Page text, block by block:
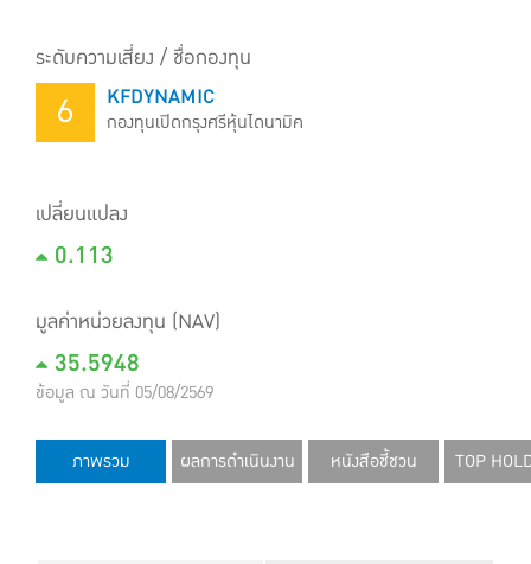
ระดับความเสี่ยง / ชื่อกองทุน
6 KFDYNAMIC
กองทุนเปิดกรุงศรีหุ้นไดนามิค
เปลี่ยนแปลง
0.113
มูลค่าหน่วยลงทุน (NAV)
35.5948
ข้อมูล ณ วันที่ 05/08/2569
ภาพรวม ผลการดำเนินงาน หนังสือชี้ชวน TOP